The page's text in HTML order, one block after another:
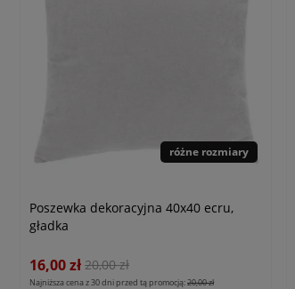
różne rozmiary
Poszewka dekoracyjna 40x40 ecru,
gładka
16,00 zł 20,00 zł
Najniższa cena z 30 dni przed tą promocją:20,00 zł